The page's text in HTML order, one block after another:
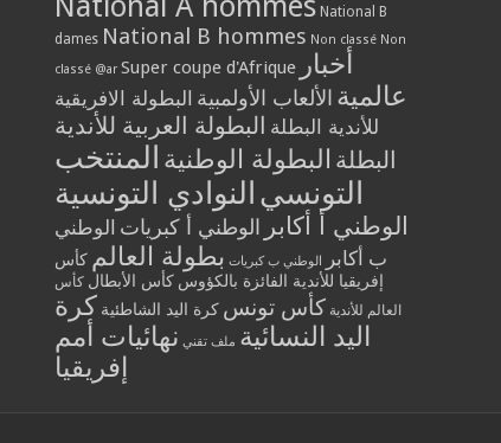
National B
dames National B hommes Non classé Non
classé @ar Super coupe d'Afrique أخبار
عالمية الألعاب الأولمبية البطولة الافريقية
للأندية البطلة البطولة العربية للأندية
البطلة البطولة الوطنية المنتخب
التونسي النوادي التونسية
الوطني أ أكابر الوطني أ كبريات الوطني
ب أكابر
الوطني ب كبريات بطولة العالم كأس
إفريقيا للأندية الفائزة بالكؤوس كأس الأبطال كأس
العالم للأندية كأس تونس كرة اليد الشاطئية كرة
اليد النسائية ملف تقني نهائيات أمم
إفريقيا